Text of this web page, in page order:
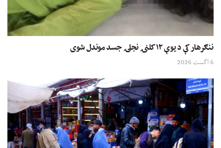
ننګرهار کې د یوې ۱۲ کلنۍ نجلۍ جسد موندل شوی
6 اگست 2026